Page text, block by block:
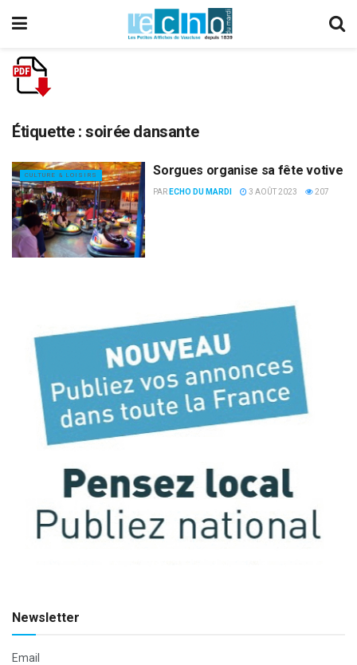
Étiquette :soirée dansante
CULTURE & LOISIRS Sorgues organise sa fête votive
PAR ECHO DU MARDI 3 AOÛT 2023 207
Newsletter
Email